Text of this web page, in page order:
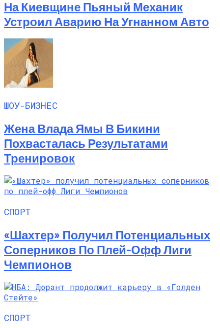
На Киевщине Пьяный Механик
Устроил Аварию На Угнанном Авто
ШОУ-БИЗНЕС
Жена Влада Ямы В Бикини
Похвасталась Результатами
Тренировок
СПОРТ
«Шахтер» Получил Потенциальных
Соперников По Плей-Офф Лиги
Чемпионов
СПОРТ